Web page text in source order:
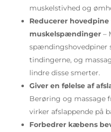
muskelstivhed og
Reducerer
muskelspændinger–
spændingshovedpiner
tindingerne, og
lindre disse smerter.
Giver en følelse af
Berøring og massage
virker afslappende på
Forbedrer kæbens